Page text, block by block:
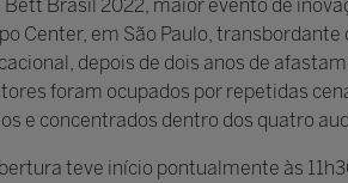
Brasil 2022, maior evento de
Center, em São Paulo,
depois de dois anos de
foram ocupados por repetidas
e concentrados dentro dos quatro
teve início pontualmente às